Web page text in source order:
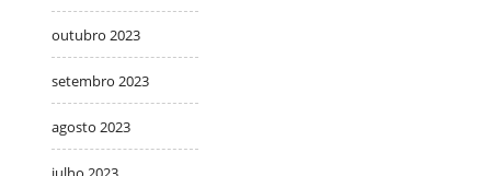
outubro 2023
setembro 2023
agosto 2023